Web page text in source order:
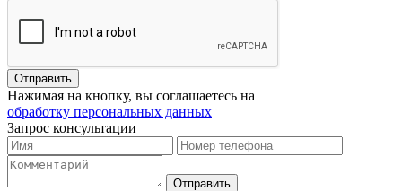
Нажимая на кнопку, вы соглашаетесь на
обработку персональных данных
Запрос консультации